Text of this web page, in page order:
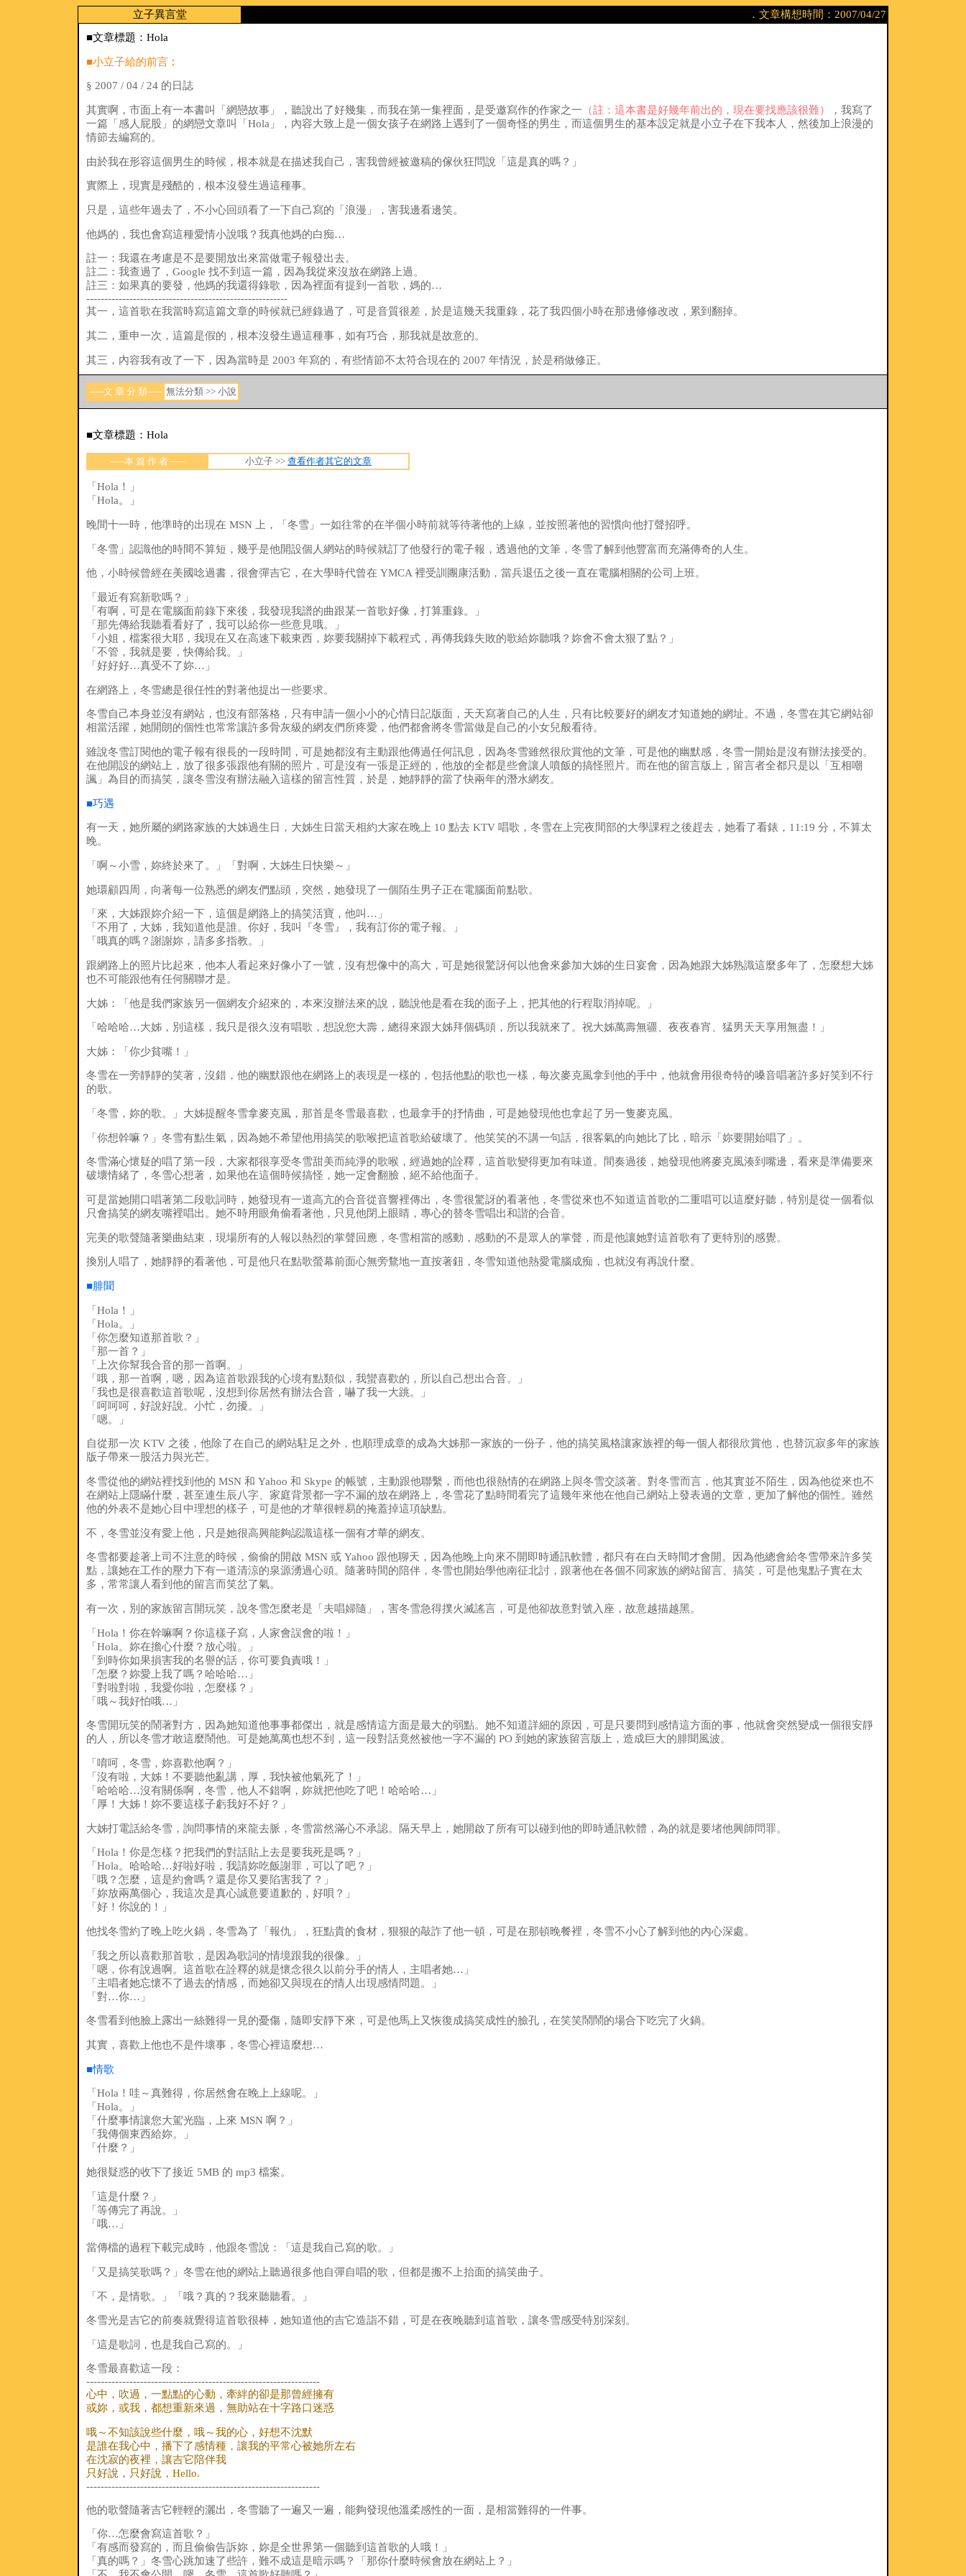
立子異言堂
．文章構想時間：2007/04/27
■文章標題：Hola
■小立子給的前言︰
§ 2007 / 04 / 24 的日誌
其實啊，市面上有一本書叫「網戀故事」，聽說出了好幾集，而我在第一集裡面，是受邀寫作的作家之一 （註：這本書是好幾年前出的，現在要找應該很難）
，我寫了
一篇「感人屁股」的網戀文章叫「Hola」，內容大致上是一個女孩子在網路上遇到了一個奇怪的男生，而這個男生的基本設定就是小立子在下我本人，然後加上浪漫的
情節去編寫的。
由於我在形容這個男生的時候，根本就是在描述我自己，害我曾經被邀稿的傢伙狂問說「這是真的嗎？」
實際上，現實是殘酷的，根本沒發生過這種事。
只是，這些年過去了，不小心回頭看了一下自己寫的「浪漫」，害我邊看邊笑。
他媽的，我也會寫這種愛情小說哦？我真他媽的白痴…
註一：我還在考慮是不是要開放出來當做電子報發出去。
註二：我查過了，Google 找不到這一篇，因為我從來沒放在網路上過。
註三：如果真的要發，他媽的我還得錄歌，因為裡面有提到一首歌，媽的…
--------------------------------------------------------
其一，這首歌在我當時寫這篇文章的時候就已經錄過了，可是音質很差，於是這幾天我重錄，花了我四個小時在那邊修修改改，累到翻掉。
其二，重申一次，這篇是假的，根本沒發生過這種事，如有巧合，那我就是故意的。
其三，內容我有改了一下，因為當時是 2003 年寫的，有些情節不太符合現在的 2007 年情況，於是稍做修正。
-----文 章 分 類----- 無法分類 >> 小說
■文章標題：Hola
-----本 篇 作 者 ----- 小立子 >> 查看作者其它的文章
「Hola！」
「Hola。」
晚間十一時，他準時的出現在 MSN 上，「冬雪」一如往常的在半個小時前就等待著他的上線，並按照著他的習慣向他打聲招呼。
「冬雪」認識他的時間不算短，幾乎是他開設個人網站的時候就訂了他發行的電子報，透過他的文筆，冬雪了解到他豐富而充滿傳奇的人生。
他，小時候曾經在美國唸過書，很會彈吉它，在大學時代曾在 YMCA 裡受訓團康活動，當兵退伍之後一直在電腦相關的公司上班。
「最近有寫新歌嗎？」
「有啊，可是在電腦面前錄下來後，我發現我譜的曲跟某一首歌好像，打算重錄。」
「那先傳給我聽看看好了，我可以給你一些意見哦。」
「小姐，檔案很大耶，我現在又在高速下載東西，妳要我關掉下載程式，再傳我錄失敗的歌給妳聽哦？妳會不會太狠了點？」
「不管，我就是要，快傳給我。」
「好好好…真受不了妳…」
在網路上，冬雪總是很任性的對著他提出一些要求。
冬雪自己本身並沒有網站，也沒有部落格，只有申請一個小小的心情日記版面，天天寫著自己的人生，只有比較要好的網友才知道她的網址。不過，冬雪在其它網站卻
相當活躍，她開朗的個性也常常讓許多骨灰級的網友們所疼愛，他們都會將冬雪當做是自己的小女兒般看待。
雖說冬雪訂閱他的電子報有很長的一段時間，可是她都沒有主動跟他傳過任何訊息，因為冬雪雖然很欣賞他的文筆，可是他的幽默感，冬雪一開始是沒有辦法接受的。
在他開設的網站上，放了很多張跟他有關的照片，可是沒有一張是正經的，他放的全都是些會讓人噴飯的搞怪照片。而在他的留言版上，留言者全都只是以「互相嘲
諷」為目的而搞笑，讓冬雪沒有辦法融入這樣的留言性質，於是，她靜靜的當了快兩年的潛水網友。
■巧遇
有一天，她所屬的網路家族的大姊過生日，大姊生日當天相約大家在晚上 10 點去 KTV 唱歌，冬雪在上完夜間部的大學課程之後趕去，她看了看錶，11:19 分，不算太
晚。
「啊～小雪，妳終於來了。」「對啊，大姊生日快樂～」
她環顧四周，向著每一位熟悉的網友們點頭，突然，她發現了一個陌生男子正在電腦面前點歌。
「來，大姊跟妳介紹一下，這個是網路上的搞笑活寶，他叫…」
「不用了，大姊，我知道他是誰。你好，我叫『冬雪』，我有訂你的電子報。」
「哦真的嗎？謝謝妳，請多多指教。」
跟網路上的照片比起來，他本人看起來好像小了一號，沒有想像中的高大，可是她很驚訝何以他會來參加大姊的生日宴會，因為她跟大姊熟識這麼多年了，怎麼想大姊
也不可能跟他有任何關聯才是。
大姊：「他是我們家族另一個網友介紹來的，本來沒辦法來的說，聽說他是看在我的面子上，把其他的行程取消掉呢。」
「哈哈哈…大姊，別這樣，我只是很久沒有唱歌，想說您大壽，總得來跟大姊拜個碼頭，所以我就來了。祝大姊萬壽無疆、夜夜春宵、猛男天天享用無盡！」
大姊：「你少貧嘴！」
冬雪在一旁靜靜的笑著，沒錯，他的幽默跟他在網路上的表現是一樣的，包括他點的歌也一樣，每次麥克風拿到他的手中，他就會用很奇特的嗓音唱著許多好笑到不行
的歌。
「冬雪，妳的歌。」大姊提醒冬雪拿麥克風，那首是冬雪最喜歡，也最拿手的抒情曲，可是她發現他也拿起了另一隻麥克風。
「你想幹嘛？」冬雪有點生氣，因為她不希望他用搞笑的歌喉把這首歌給破壞了。他笑笑的不講一句話，很客氣的向她比了比，暗示「妳要開始唱了」。
冬雪滿心懷疑的唱了第一段，大家都很享受冬雪甜美而純淨的歌喉，經過她的詮釋，這首歌變得更加有味道。間奏過後，她發現他將麥克風湊到嘴邊，看來是準備要來
破壞情緒了，冬雪心想著，如果他在這個時候搞怪，她一定會翻臉，絕不給他面子。
可是當她開口唱著第二段歌詞時，她發現有一道高亢的合音從音響裡傳出，冬雪很驚訝的看著他，冬雪從來也不知道這首歌的二重唱可以這麼好聽，特別是從一個看似
只會搞笑的網友嘴裡唱出。她不時用眼角偷看著他，只見他閉上眼睛，專心的替冬雪唱出和諧的合音。
完美的歌聲隨著樂曲結束，現場所有的人報以熱烈的掌聲回應，冬雪相當的感動，感動的不是眾人的掌聲，而是他讓她對這首歌有了更特別的感覺。
換別人唱了，她靜靜的看著他，可是他只在點歌螢幕前面心無旁鶩地一直按著鈕，冬雪知道他熱愛電腦成痴，也就沒有再說什麼。
■腓聞
「Hola！」
「Hola。」
「你怎麼知道那首歌？」
「那一首？」
「上次你幫我合音的那一首啊。」
「哦，那一首啊，嗯，因為這首歌跟我的心境有點類似，我蠻喜歡的，所以自己想出合音。」
「我也是很喜歡這首歌呢，沒想到你居然有辦法合音，嚇了我一大跳。」
「呵呵呵，好說好說。小忙，勿擾。」
「嗯。」
自從那一次 KTV 之後，他除了在自己的網站駐足之外，也順理成章的成為大姊那一家族的一份子，他的搞笑風格讓家族裡的每一個人都很欣賞他，也替沉寂多年的家族
版子帶來一股活力與光芒。
冬雪從他的網站裡找到他的 MSN 和 Yahoo 和 Skype 的帳號，主動跟他聯繫，而他也很熱情的在網路上與冬雪交談著。對冬雪而言，他其實並不陌生，因為他從來也不
在網站上隱瞞什麼，甚至連生辰八字、家庭背景都一字不漏的放在網路上，冬雪花了點時間看完了這幾年來他在他自己網站上發表過的文章，更加了解他的個性。雖然
他的外表不是她心目中理想的樣子，可是他的才華很輕易的掩蓋掉這項缺點。
不，冬雪並沒有愛上他，只是她很高興能夠認識這樣一個有才華的網友。
冬雪都要趁著上司不注意的時候，偷偷的開啟 MSN 或 Yahoo 跟他聊天，因為他晚上向來不開即時通訊軟體，都只有在白天時間才會開。因為他總會給冬雪帶來許多笑
點，讓她在工作的壓力下有一道清涼的泉源湧過心頭。隨著時間的陪伴，冬雪也開始學他南征北討，跟著他在各個不同家族的網站留言、搞笑，可是他鬼點子實在太
多，常常讓人看到他的留言而笑岔了氣。
有一次，別的家族留言開玩笑，說冬雪怎麼老是「夫唱婦隨」，害冬雪急得撲火滅謠言，可是他卻故意對號入座，故意越描越黑。
「Hola！你在幹嘛啊？你這樣子寫，人家會誤會的啦！」
「Hola。妳在擔心什麼？放心啦。」
「到時你如果損害我的名譽的話，你可要負責哦！」
「怎麼？妳愛上我了嗎？哈哈哈…」
「對啦對啦，我愛你啦，怎麼樣？」
「哦～我好怕哦…」
冬雪開玩笑的鬧著對方，因為她知道他事事都傑出，就是感情這方面是最大的弱點。她不知道詳細的原因，可是只要問到感情這方面的事，他就會突然變成一個很安靜
的人，所以冬雪才敢這麼鬧他。可是她萬萬也想不到，這一段對話竟然被他一字不漏的 PO 到她的家族留言版上，造成巨大的腓聞風波。
「唷呵，冬雪，妳喜歡他啊？」
「沒有啦，大姊！不要聽他亂講，厚，我快被他氣死了！」
「哈哈哈…沒有關係啊，冬雪，他人不錯啊，妳就把他吃了吧！哈哈哈…」
「厚！大姊！妳不要這樣子虧我好不好？」
大姊打電話給冬雪，詢問事情的來龍去脈，冬雪當然滿心不承認。隔天早上，她開啟了所有可以碰到他的即時通訊軟體，為的就是要堵他興師問罪。
「Hola！你是怎樣？把我們的對話貼上去是要我死是嗎？」
「Hola。哈哈哈…好啦好啦，我請妳吃飯謝罪，可以了吧？」
「哦？怎麼，這是約會嗎？還是你又要陷害我了？」
「妳放兩萬個心，我這次是真心誠意要道歉的，好唄？」
「好！你說的！」
他找冬雪約了晚上吃火鍋，冬雪為了「報仇」，狂點貴的食材，狠狠的敲詐了他一頓，可是在那頓晚餐裡，冬雪不小心了解到他的內心深處。
「我之所以喜歡那首歌，是因為歌詞的情境跟我的很像。」
「嗯，你有說過啊。這首歌在詮釋的就是懷念很久以前分手的情人，主唱者她…」
「主唱者她忘懷不了過去的情感，而她卻又與現在的情人出現感情問題。」
「對…你…」
冬雪看到他臉上露出一絲難得一見的憂傷，隨即安靜下來，可是他馬上又恢復成搞笑成性的臉孔，在笑笑鬧鬧的場合下吃完了火鍋。
其實，喜歡上他也不是件壞事，冬雪心裡這麼想…
■情歌
「Hola！哇～真難得，你居然會在晚上上線呢。」
「Hola。」
「什麼事情讓您大駕光臨，上來 MSN 啊？」
「我傳個東西給妳。」
「什麼？」
她很疑惑的收下了接近 5MB 的 mp3 檔案。
「這是什麼？」
「等傳完了再說。」
「哦…」
當傳檔的過程下載完成時，他跟冬雪說：「這是我自己寫的歌。」
「又是搞笑歌嗎？」冬雪在他的網站上聽過很多他自彈自唱的歌，但都是搬不上抬面的搞笑曲子。
「不，是情歌。」「哦？真的？我來聽聽看。」
冬雪光是吉它的前奏就覺得這首歌很棒，她知道他的吉它造詣不錯，可是在夜晚聽到這首歌，讓冬雪感受特別深刻。
「這是歌詞，也是我自己寫的。」
冬雪最喜歡這一段：
-----------------------------------------------------------------
心中，吹過，一點點的心動，牽絆的卻是那曾經擁有
或妳，或我，都想重新來過，無助站在十字路口迷惑
哦～不知該說些什麼，哦～我的心，好想不沈默
是誰在我心中，播下了感情種，讓我的平常心被她所左右
在沈寂的夜裡，讓吉它陪伴我
只好說，只好說，Hello.
-----------------------------------------------------------------
他的歌聲隨著吉它輕輕的灑出，冬雪聽了一遍又一遍，能夠發現他溫柔感性的一面，是相當難得的一件事。
「你…怎麼會寫這首歌？」
「有感而發寫的，而且偷偷告訴妳，妳是全世界第一個聽到這首歌的人哦！」
「真的嗎？」冬雪心跳加速了些許，難不成這是暗示嗎？「那你什麼時候會放在網站上？」